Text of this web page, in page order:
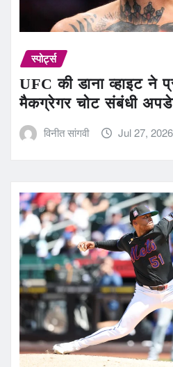
स्पोर्ट्स
UFC की डाना व्हाइट ने
मैकग्रेगर चोट संबंधी
विनीत सांगवी Jul 27, 2026